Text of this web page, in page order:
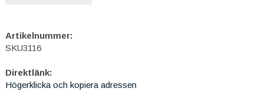
Artikelnummer:
SKU3116
Direktlänk:
Högerklicka och kopiera adressen